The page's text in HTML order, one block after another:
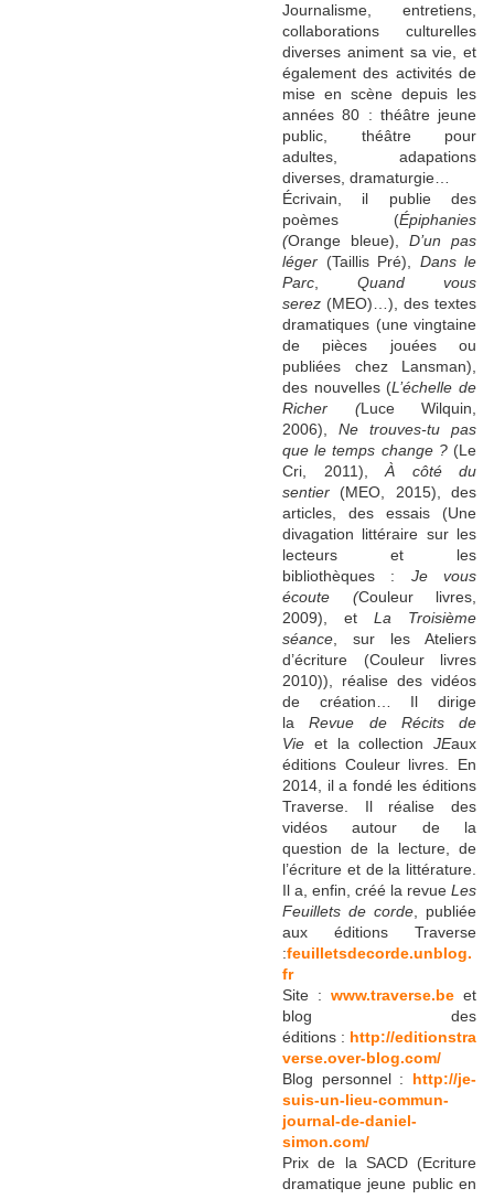
Journalisme, entretiens,
collaborations culturelles
diverses animent sa vie, et
également des activités de
mise en scène depuis les
années 80 : théâtre jeune
public, théâtre pour
adultes, adapations
diverses, dramaturgie…
Écrivain, il publie des
poèmes (Épiphanies
(Orange bleue), D’un pas
léger (Taillis Pré), Dans le
Parc
Quand vous
serez (MEO)…), des textes
dramatiques (une vingtaine
de pièces jouées ou
publiées chez Lansman),
des nouvelles (L’échelle de
Richer (Luce Wilquin,
2006), Ne trouves-tu pas
que le temps change ?(Le
Cri, 2011), À côté du
sentier (MEO, 2015), des
articles, des essais (Une
divagation littéraire sur les
lecteurs et les
bibliothèques : Je vous
écoute (Couleur livres,
2009), et La Troisième
séance , sur les Ateliers
d’écriture (Couleur livres
2010)), réalise des vidéos
de création… Il dirige
laRevue de Récits de
Vie et la collection JEaux
éditions Couleur livres. En
2014, il a fondé les éditions
Traverse. Il réalise des
vidéos autour de la
question de la lecture, de
l’écriture et de la littérature.
Il a, enfin, créé la revue Les
Feuillets de corde , publiée
aux éditions Traverse
:feuilletsdecorde.unblog.
fr
Site : www.traverse.be et
blog des
éditions : http://editionstra
verse.over-blog.com/
Blog personnel : http://je-
suis-un-lieu-commun-
journal-de-daniel-
simon.com/
Prix de la SACD (Ecriture
dramatique jeune public en